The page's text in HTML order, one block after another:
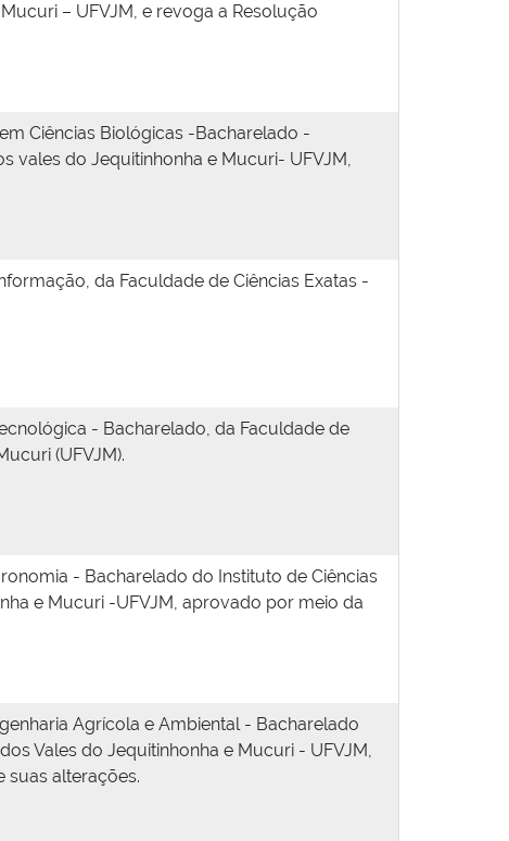
– UFVJM, e revoga a Resolução
Ciências Biológicas -Bacharelado -
vales do Jequitinhonha e Mucuri- UFVJM,
da Faculdade de Ciências Exatas -
- Bacharelado, da Faculdade de
(UFVJM).
- Bacharelado do Instituto de Ciências
e Mucuri -UFVJM, aprovado por meio da
Agrícola e Ambiental - Bacharelado
Vales do Jequitinhonha e Mucuri - UFVJM,
suas alterações.